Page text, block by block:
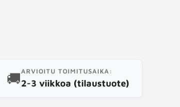
🚚ARVIOITU TOIMITUSAIKA:
2-3 viikkoa (tilaustuote)